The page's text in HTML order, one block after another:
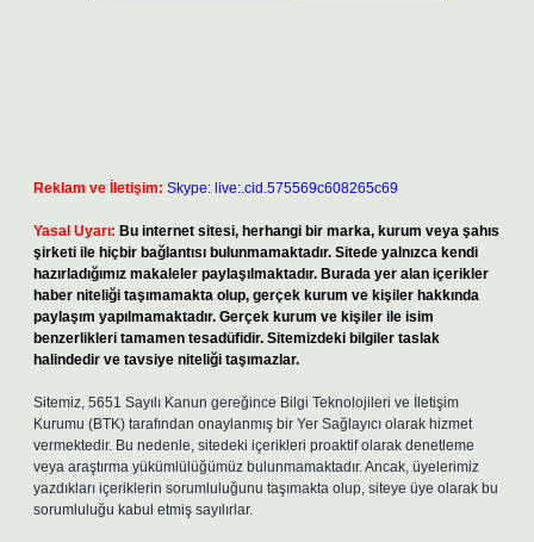
Reklam ve İletişim: Skype: live:.cid.575569c608265c69
Yasal Uyarı: Bu internet sitesi, herhangi bir marka, kurum veya şahıs
şirketi ile hiçbir bağlantısı bulunmamaktadır. Sitede yalnızca kendi
hazırladığımız makaleler paylaşılmaktadır. Burada yer alan içerikler
haber niteliği taşımamakta olup, gerçek kurum ve kişiler hakkında
paylaşım yapılmamaktadır. Gerçek kurum ve kişiler ile isim
benzerlikleri tamamen tesadüfidir. Sitemizdeki bilgiler taslak
halindedir ve tavsiye niteliği taşımazlar.
Sitemiz, 5651 Sayılı Kanun gereğince Bilgi Teknolojileri ve İletişim
Kurumu (BTK) tarafından onaylanmış bir Yer Sağlayıcı olarak hizmet
vermektedir. Bu nedenle, sitedeki içerikleri proaktif olarak denetleme
veya araştırma yükümlülüğümüz bulunmamaktadır. Ancak, üyelerimiz
yazdıkları içeriklerin sorumluluğunu taşımakta olup, siteye üye olarak bu
sorumluluğu kabul etmiş sayılırlar.